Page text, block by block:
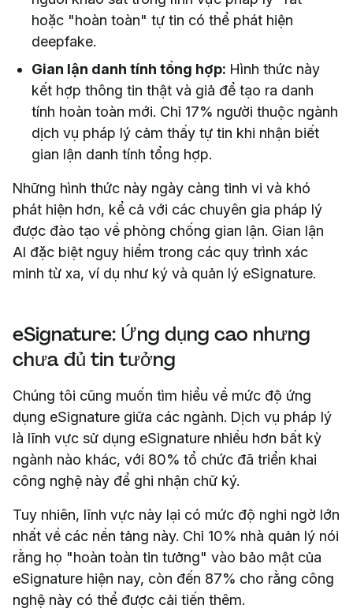
hoặc "hoàn toàn" tự tin có thể phát hiện
deepfake.
Gian lận danh tính tổng hợp: Hình thức này
kết hợp thông tin thật và giả để tạo ra danh
tính hoàn toàn mới. Chỉ 17% người thuộc ngành
dịch vụ pháp lý cảm thấy tự tin khi nhận biết
gian lận danh tính tổng hợp.
Những hình thức này ngày càng tinh vi và khó
phát hiện hơn, kể cả với các chuyên gia pháp lý
được đào tạo về phòng chống gian lận. Gian lận
AI đặc biệt nguy hiểm trong các quy trình xác
minh từ xa, ví dụ như ký và quản lý eSignature.
eSignature: Ứng dụng cao nhưng
chưa đủ tin tưởng
Chúng tôi cũng muốn tìm hiểu về mức độ ứng
dụng eSignature giữa các ngành. Dịch vụ pháp lý
là lĩnh vực sử dụng eSignature nhiều hơn bất kỳ
ngành nào khác, với 80% tổ chức đã triển khai
công nghệ này để ghi nhận chữ ký.
Tuy nhiên, lĩnh vực này lại có mức độ nghi ngờ lớn
nhất về các nền tảng này. Chỉ 10% nhà quản lý nói
rằng họ "hoàn toàn tin tưởng" vào bảo mật của
eSignature hiện nay, còn đến 87% cho rằng công
nghệ này có thể được cải tiến thêm.